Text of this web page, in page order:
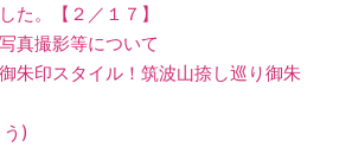
た。【２／１７】
真撮影等について
朱印スタイル！筑波山捺し巡り御朱
)